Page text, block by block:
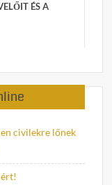
ÉS A
civilekre lőnek